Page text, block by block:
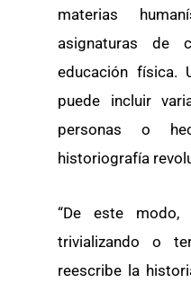
materias
asignaturas de
educación física.
puede incluir
personas o
historiografía
“De este modo,
trivializando o
reescribe la